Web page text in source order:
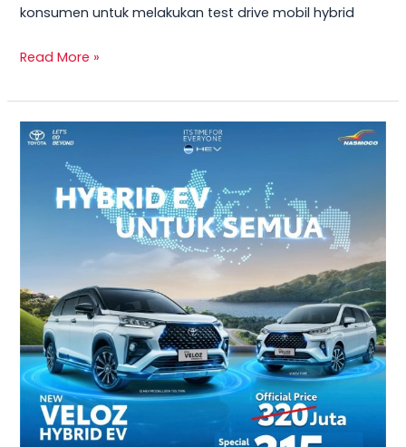
konsumen untuk melakukan test drive mobil hybrid
Pulang
TV
GRATIS!
Read More »
Toyota
Promo
Terbaru
di
Yogyakarta